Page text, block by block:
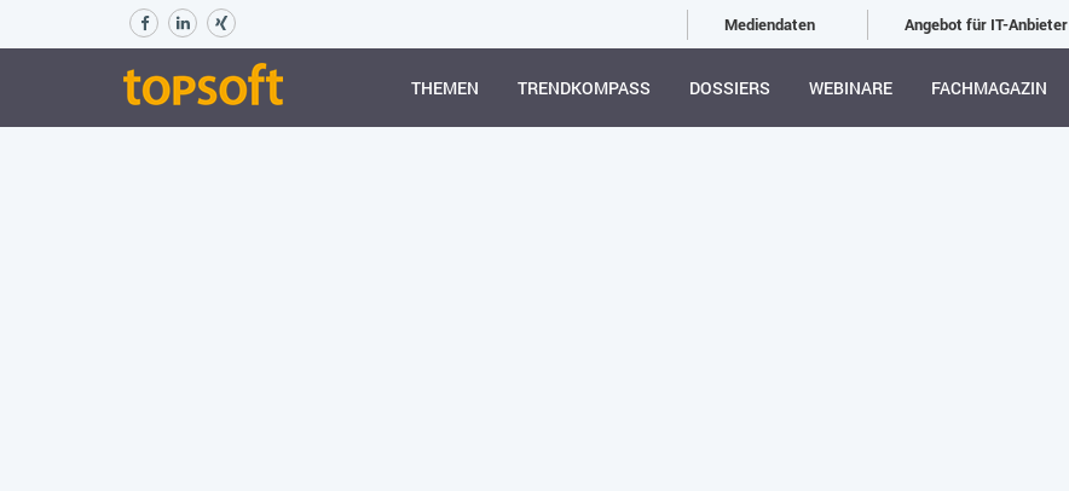
Mediendaten Angebot für IT-Anbieter
THEMEN TRENDKOMPASS DOSSIERS WEBINARE FACHMAGAZIN